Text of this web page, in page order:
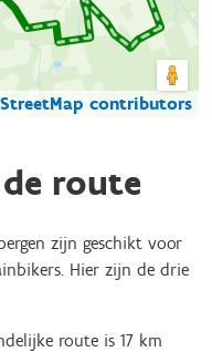
contributors
route
zijn geschikt voor
Hier zijn de drie
route is 17 km